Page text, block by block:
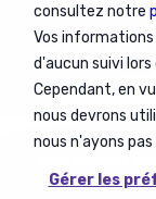
consultez notre
Vos
d'aucun suivi
Cependant, en
nous devrons
nous n'ayons
Gérer les
PARCE QUE LA
EST UNE FORCE
Anywr
souhaitent